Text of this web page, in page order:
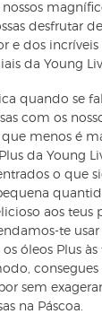
desfrutar
e dos
da Young
quando se
com os
que menos é
da Young
o que
aos teus
te
óleos Plus às
sem
na Páscoa.